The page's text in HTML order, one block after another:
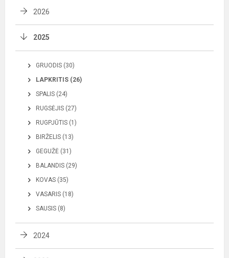
2026
2025
GRUODIS (30)
LAPKRITIS (26)
SPALIS (24)
RUGSĖJIS (27)
RUGPJŪTIS (1)
BIRŽELIS (13)
GEGUŽĖ (31)
BALANDIS (29)
KOVAS (35)
VASARIS (18)
SAUSIS (8)
2024